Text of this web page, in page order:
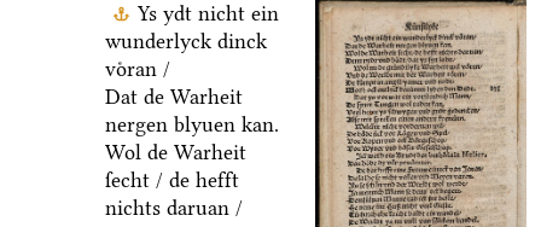
Ys ydt nicht ein
wunderlyck dinck
voͤran /
Dat de Warheit
nergen blyuen kan.
Wol de Warheit
ſecht / de hefft
nichts daruan /